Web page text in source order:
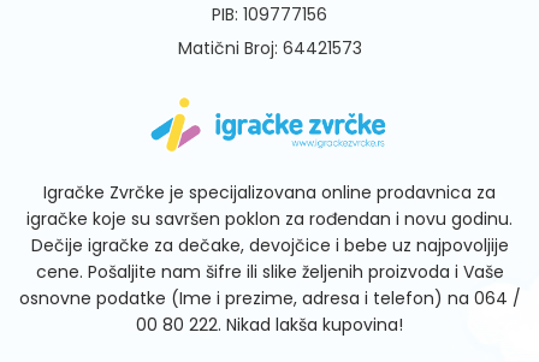
PIB: 109777156
Matični Broj: 64421573
Igračke Zvrčke je specijalizovana online prodavnica za
igračke koje su savršen poklon za rođendan i novu godinu.
Dečije igračke za dečake, devojčice i bebe uz najpovoljije
cene. Pošaljite nam šifre ili slike željenih proizvoda i Vaše
osnovne podatke (Ime i prezime, adresa i telefon) na 064 /
00 80 222. Nikad lakša kupovina!